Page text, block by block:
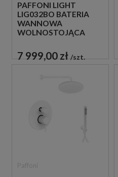
PAFFONI LIGHT
LIG032BO BATERIA
WANNOWA
WOLNOSTOJĄCA
7 999,00 zł szt.